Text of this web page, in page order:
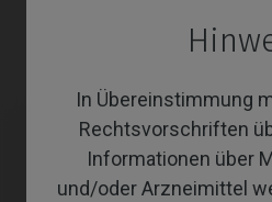
In Übereinstimmung
Rechtsvorschriften
Informationen über
und/oder Arzneimittel